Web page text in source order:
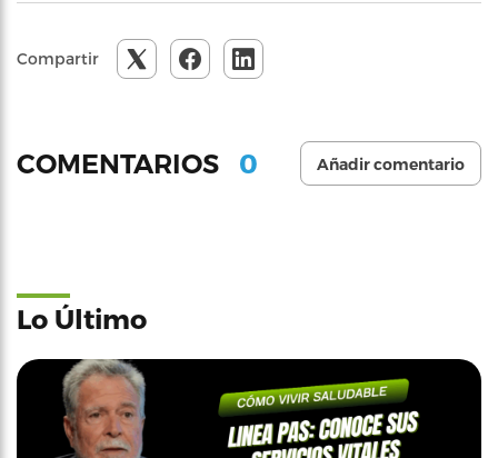
Compartir
COMENTARIOS 0 Añadir comentario
Lo Último